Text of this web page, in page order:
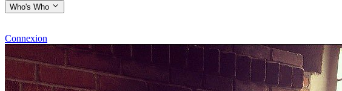
Who's Who
Connexion